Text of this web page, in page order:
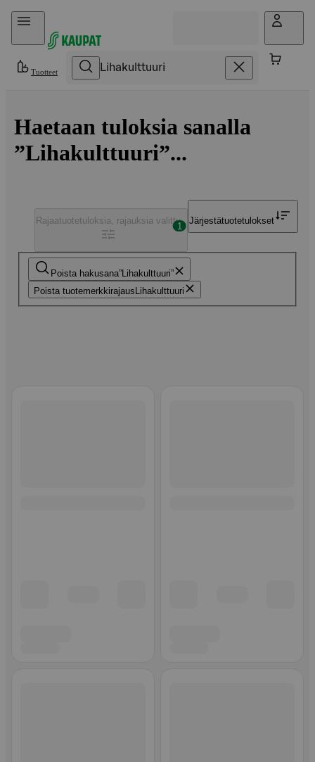
Hyppää sisältöön
Tuotteet
Haetaan tuloksia sanalla
”Lihakulttuuri”...
Poista hakusana Lihakulttuuri
Poista tuotemerkkirajaus Lihakulttuuri
Rajaatuotetuloksia, rajauksia valittu
1
Järjestätuotetulokset